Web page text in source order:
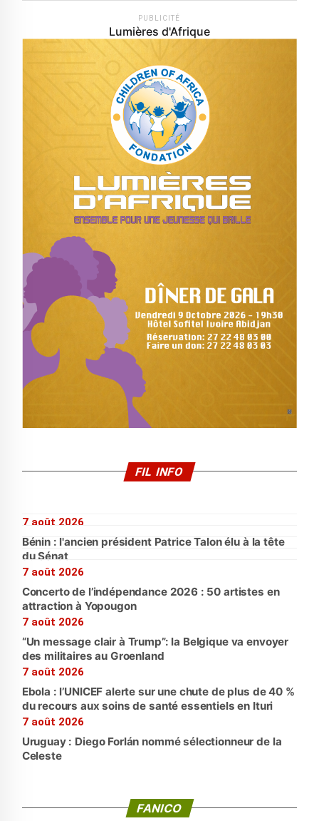
PUBLICITÉ
Lumières d'Afrique
FIL INFO
7 août 2026
Bénin : l'ancien président Patrice Talon élu à la tête
du Sénat
7 août 2026
Concerto de l’indépendance 2026 : 50 artistes en
attraction à Yopougon
7 août 2026
“Un message clair à Trump”: la Belgique va envoyer
des militaires au Groenland
7 août 2026
Ebola : l’UNICEF alerte sur une chute de plus de 40 %
du recours aux soins de santé essentiels en Ituri
7 août 2026
Uruguay : Diego Forlán nommé sélectionneur de la
Celeste
FANICO